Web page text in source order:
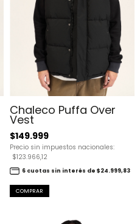
Chaleco Puffa Over
Vest
$149.999
Precio sin impuestos nacionales:
$123.966,12
6 cuotas sin interés de $24.999,83
COMPRAR